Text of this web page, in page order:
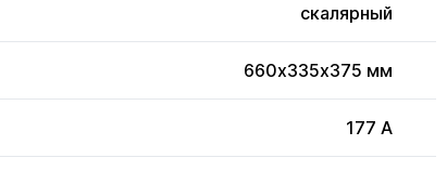
скалярный
660x335x375 мм
177 А